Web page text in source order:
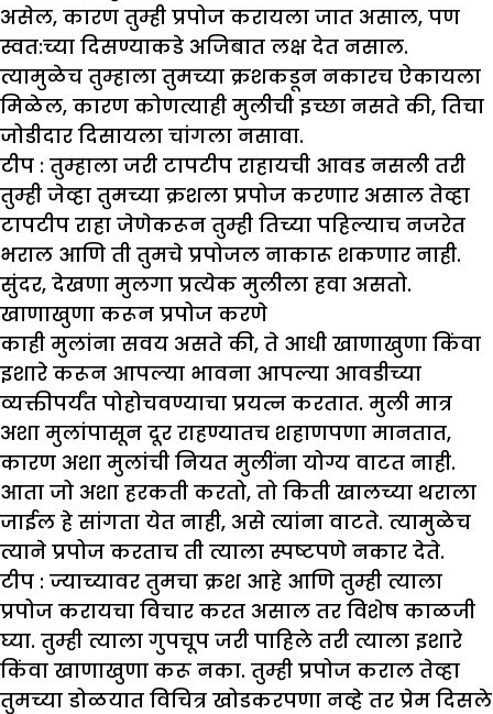
असेल, कारण तुम्ही प्रपोज करायला जात असाल, पण
स्वत:च्या दिसण्याकडे अजिबात लक्ष देत नसाल.
त्यामुळेच तुम्हाला तुमच्या क्रशकडून नकारच ऐकायला
मिळेल, कारण कोणत्याही मुलीची इच्छा नसते की, तिचा
जोडीदार दिसायला चांगला नसावा.
टीप : तुम्हाला जरी टापटीप राहायची आवड नसली तरी
तुम्ही जेव्हा तुमच्या क्रशला प्रपोज करणार असाल तेव्हा
टापटीप राहा जेणेकरून तुम्ही तिच्या पहिल्याच नजरेत
भराल आणि ती तुमचे प्रपोजल नाकारू शकणार नाही.
सुंदर, देखणा मुलगा प्रत्येक मुलीला हवा असतो.
खाणाखुणा करून प्रपोज करणे
काही मुलांना सवय असते की, ते आधी खाणाखुणा किंवा
इशारे करून आपल्या भावना आपल्या आवडीच्या
व्यक्तीपर्यंत पोहोचवण्याचा प्रयत्न करतात. मुली मात्र
अशा मुलांपासून दूर राहण्यातच शहाणपणा मानतात,
कारण अशा मुलांची नियत मुलींना योग्य वाटत नाही.
आता जो अशा हरकती करतो, तो किती खालच्या थराला
जाईल हे सांगता येत नाही, असे त्यांना वाटते. त्यामुळेच
त्याने प्रपोज करताच ती त्याला स्पष्टपणे नकार देते.
टीप : ज्याच्यावर तुमचा क्रश आहे आणि तुम्ही त्याला
प्रपोज करायचा विचार करत असाल तर विशेष काळजी
घ्या. तुम्ही त्याला गुपचूप जरी पाहिले तरी त्याला इशारे
किंवा खाणाखुणा करू नका. तुम्ही प्रपोज कराल तेव्हा
तुमच्या डोळयात विचित्र खोडकरपणा नव्हे तर प्रेम दिसले